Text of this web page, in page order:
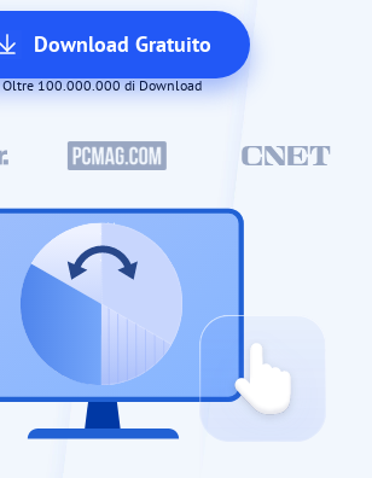
Download Gratuito
Oltre 100.000.000 di Download